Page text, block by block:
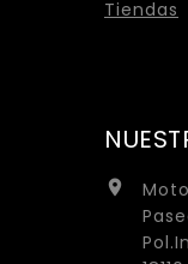
Tiendas
